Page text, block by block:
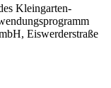
Kleingarten-
Eiswerderstraße